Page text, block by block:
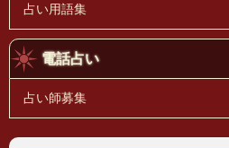
占い用語集
電話占い
占い師募集